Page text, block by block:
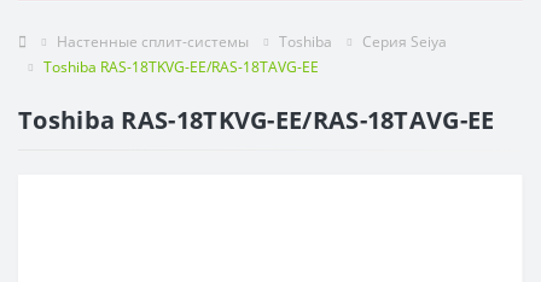
Настенные сплит-системы Toshiba
Серия Seiya
Toshiba RAS-18TKVG-EE/RAS-18TAVG-EE
Toshiba RAS-18TKVG-EE/RAS-18TAVG-EE